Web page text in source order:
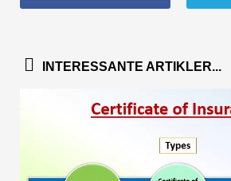
INTERESSANTE ARTIKLER...